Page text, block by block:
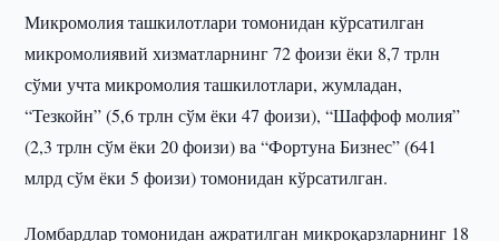
Микромолия ташкилотлари томонидан кўрсатилган
микромолиявий хизматларнинг 72 фоизи ёки 8,7 трлн
сўми учта микромолия ташкилотлари, жумладан,
“Тезкойн” (5,6 трлн сўм ёки 47 фоизи), “Шаффоф молия”
(2,3 трлн сўм ёки 20 фоизи) ва “Фортуна Бизнес” (641
млрд сўм ёки 5 фоизи) томонидан кўрсатилган.
Ломбардлар томонидан ажратилган микроқарзларнинг 18